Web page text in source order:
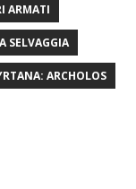
ARMATI
SELVAGGIA
ARCHOLOS